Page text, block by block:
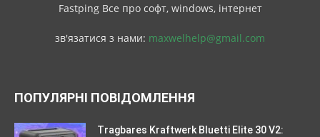
Fastping Все про софт, windows, інтернет
зв'язатися з нами: maxwelhelp@gmail.com
ПОПУЛЯРНІ ПОВІДОМЛЕННЯ
Tragbares Kraftwerk Bluetti Elite 30 V2: